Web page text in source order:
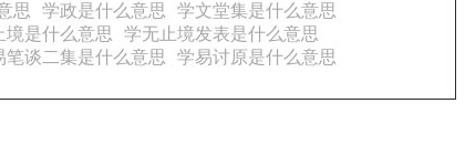
思 学政是什么意思
学文堂集是什么意思
境是什么意思
学无止境发表是什么意思
笔谈二集是什么意思
学易讨原是什么意思